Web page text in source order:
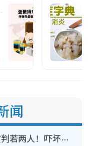
闻
简淑儿染金发剪短头发气质判若两人！吓坏老公麦大力都认不出：“你做什么？”